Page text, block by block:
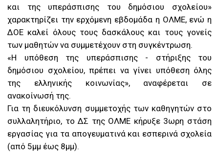
και της υπεράσπισης του δημόσιου σχολείου»
χαρακτηρίζει την ερχόμενη εβδομάδα η ΟΛΜΕ, ενώ η
ΔΟΕ καλεί όλους τους δασκάλους και τους γονείς
των μαθητών να συμμετέχουν στη συγκέντρωση.
«Η υπόθεση της υπεράσπισης - στήριξης του
δημόσιου σχολείου, πρέπει να γίνει υπόθεση όλης
της ελληνικής κοινωνίας», αναφέρεται σε
ανακοίνωσή της.
Για τη διευκόλυνση συμμετοχής των καθηγητών στο
συλλαλητήριο, το ΔΣ της ΟΛΜΕ κήρυξε 3ωρη στάση
εργασίας για τα απογευματινά και εσπερινά σχολεία
(από 5μμ έως 8μμ).